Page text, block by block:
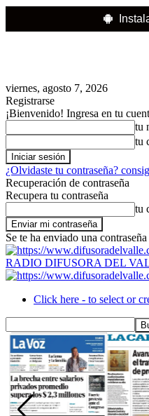
viernes, agosto 7, 2026
Registrarse
¡Bienvenido! Ingresa en tu
tu
tu
¿Olvidaste tu contraseña?
Recuperación de contraseña
Recupera tu contraseña
tu
Se te ha enviado una
RADIO DIFUSORA DEL
Click here - to select or